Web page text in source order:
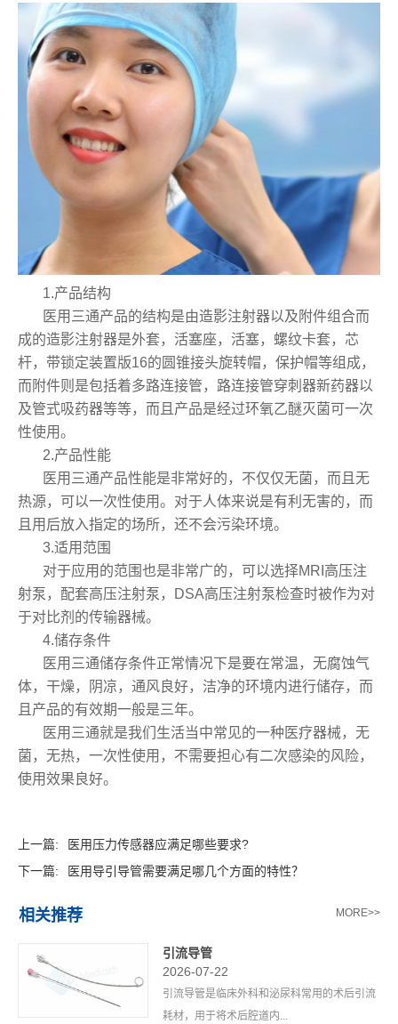
1.产品结构
医用三通产品的结构是由造影注射器以及附件组合而
成的造影注射器是外套，活塞座，活塞，螺纹卡套，芯
杆，带锁定装置版16的圆锥接头旋转帽，保护帽等组成，
而附件则是包括着多路连接管，路连接管穿刺器新药器以
及管式吸药器等等，而且产品是经过环氧乙醚灭菌可一次
性使用。
2.产品性能
医用三通产品性能是非常好的，不仅仅无菌，而且无
热源，可以一次性使用。对于人体来说是有利无害的，而
且用后放入指定的场所，还不会污染环境。
3.适用范围
对于应用的范围也是非常广的，可以选择MRI高压注
射泵，配套高压注射泵，DSA高压注射泵检查时被作为对
于对比剂的传输器械。
4.储存条件
医用三通储存条件正常情况下是要在常温，无腐蚀气
体，干燥，阴凉，通风良好，洁净的环境内进行储存，而
且产品的有效期一般是三年。
医用三通就是我们生活当中常见的一种医疗器械，无
菌，无热，一次性使用，不需要担心有二次感染的风险，
使用效果良好。
上一篇:
医用压力传感器应满足哪些要求?
下一篇:
医用导引导管需要满足哪几个方面的特性？
相关推荐 MORE>>
引流导管
2026-07-22
引流导管是临床外科和泌尿科常用的术后引流
耗材，用于将术后腔道内...